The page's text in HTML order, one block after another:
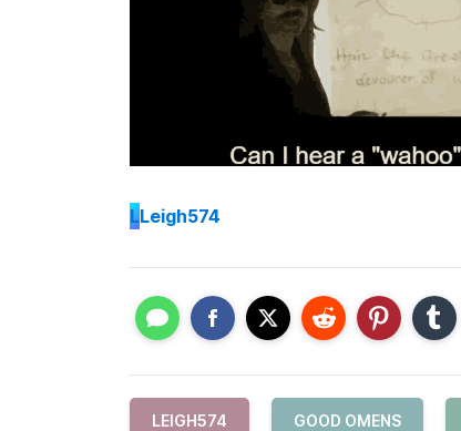
LLeigh574
LEIGH574 GOOD OMENS